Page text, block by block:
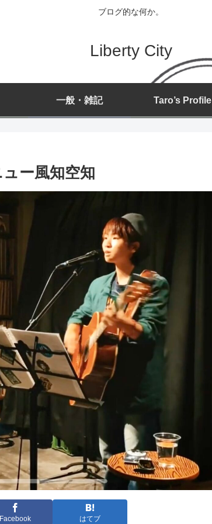
ブログ的な何か。
Liberty City
一般・雑記 Taro’s Profile
ー風知空知
Facebook はてブ